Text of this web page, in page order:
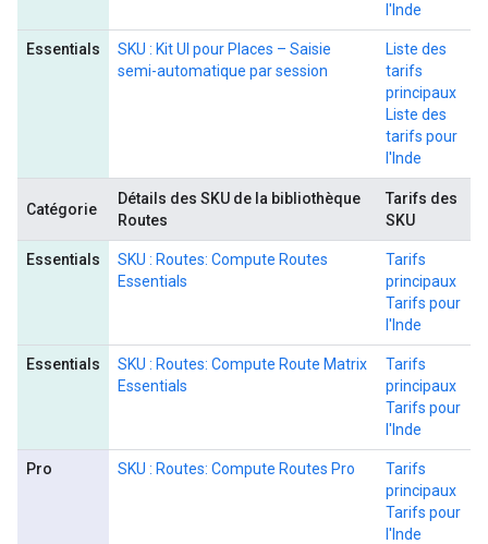
l'Inde
Essentials
SKU : Kit UI pour Places – Saisie
semi-automatique par session
Liste des
tarifs
principaux
Liste des
tarifs pour
l'Inde
Catégorie
Détails des SKU de la bibliothèque
Routes
Tarifs des
SKU
Essentials
SKU : Routes: Compute Routes
Essentials
Tarifs
principaux
Tarifs pour
l'Inde
Essentials
SKU : Routes: Compute Route Matrix
Essentials
Tarifs
principaux
Tarifs pour
l'Inde
Pro SKU : Routes: Compute Routes Pro
Tarifs
principaux
Tarifs pour
l'Inde